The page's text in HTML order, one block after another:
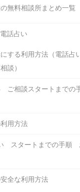
無料相談所まとめ一覧
話占い
する利用方法（電話占
談）
ご相談スタートまで
用方法
スタートまでの手順
全な利用方法